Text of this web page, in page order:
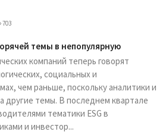
703
темы в непопулярную
компаний теперь говорят
социальных и
чем раньше, поскольку аналитики и
другие темы. В последнем квартале
тематики ESG в
и инвестор...